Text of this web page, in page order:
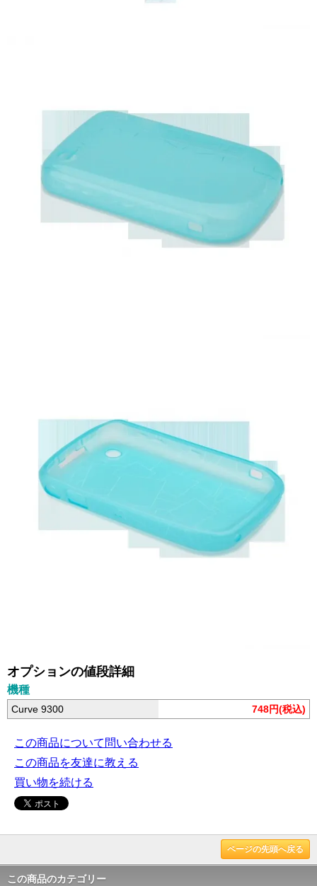
オプションの値段詳細
機種
Curve 9300 748円(税込)
この商品について問い合わせる
この商品を友達に教える
買い物を続ける
ページの先頭へ戻る
この商品のカテゴリー